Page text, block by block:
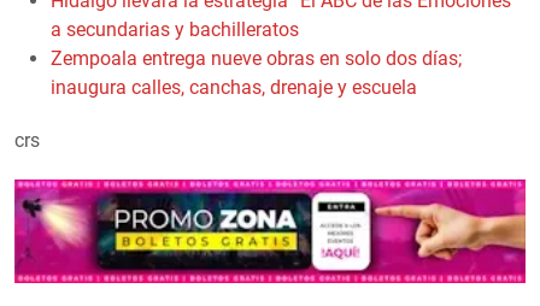
a secundarias y bachilleratos
Zempoala entrega nueve obras en solo dos días;
inaugura calles, canchas, drenaje y escuela
crs